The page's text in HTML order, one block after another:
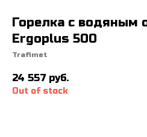
Горелка с водяным
Ergoplus 500
Trafimet
24 557 руб.
Out of stock